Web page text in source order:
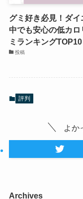
グミ好き必見！ダイ
中でも安心の低カロ
ミランキングTOP10
投稿
評判
よか
Archives